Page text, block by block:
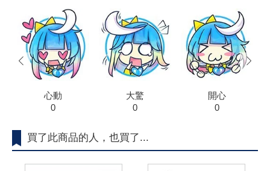
心動
0
大驚
0
開心
0
prev next
買了此商品的人，也買了...